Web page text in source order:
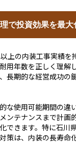
で投資効果を最大
上の内装工事実績を
用年数を正しく理解
長期的な経営成功の
な使用可能期間の違
ンテナンスまで計画
できます。特に石川
策は、内装の長寿命